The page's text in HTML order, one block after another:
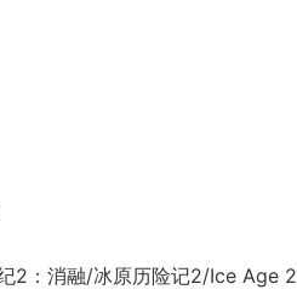
消融/冰原历险记2/Ice Age 2